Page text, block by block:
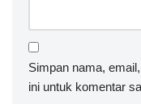
Simpan nama,
ini untuk komentar